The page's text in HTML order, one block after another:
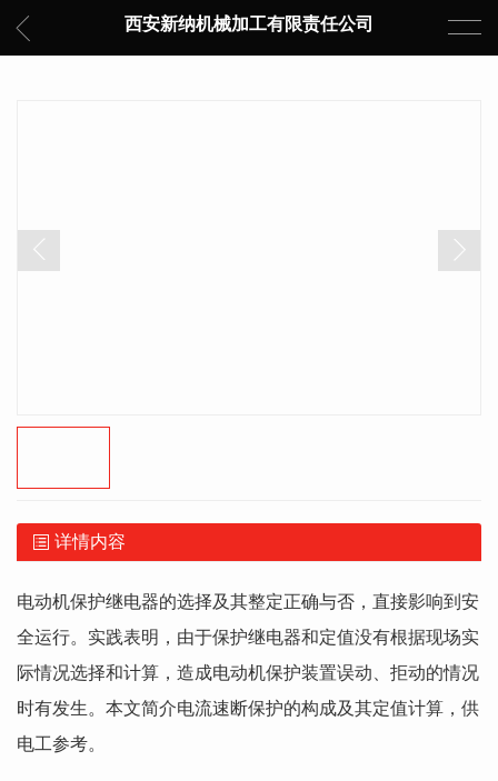
西安新纳机械加工有限责任公司
详情内容
电动机保护继电器的选择及其整定正确与否，直接影响到安
全运行。实践表明，由于保护继电器和定值没有根据现场实
际情况选择和计算，造成电动机保护装置误动、拒动的情况
时有发生。本文简介电流速断保护的构成及其定值计算，供
电工参考。